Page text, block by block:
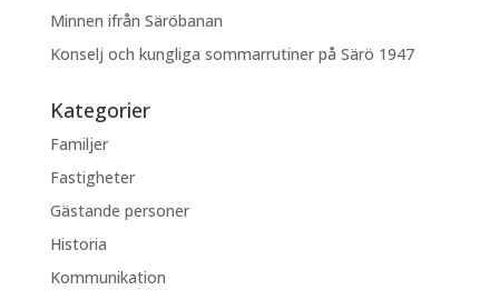
Minnen ifrån Säröbanan
Konselj och kungliga sommarrutiner på Särö 1947
Kategorier
Familjer
Fastigheter
Gästande personer
Historia
Kommunikation